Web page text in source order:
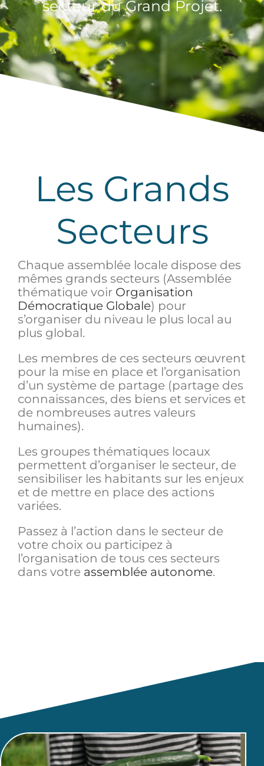
secteur du Grand Projet.
Les Grands
Secteurs
Chaque assemblée locale dispose des
mêmes grands secteurs (Assemblée
thématique voir Organisation
Démocratique Globale) pour
s’organiser du niveau le plus local au
plus global.
Les membres de ces secteurs œuvrent
pour la mise en place et l’organisation
d’un système de partage (partage des
connaissances, des biens et services et
de nombreuses autres valeurs
humaines).
Les groupes thématiques locaux
permettent d’organiser le secteur, de
sensibiliser les habitants sur les enjeux
et de mettre en place des actions
variées.
Passez à l’action dans le secteur de
votre choix ou participez à
l’organisation de tous ces secteurs
dans votre assemblée autonome.